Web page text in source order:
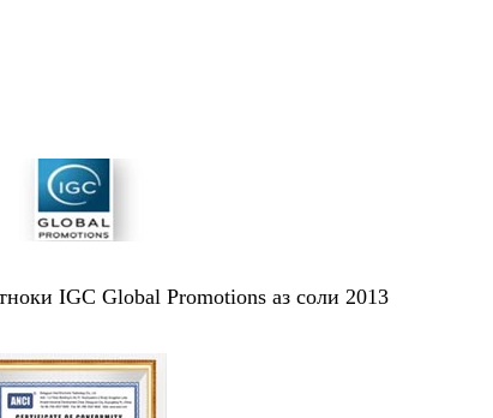
IGC Global Promotions аз соли 2013